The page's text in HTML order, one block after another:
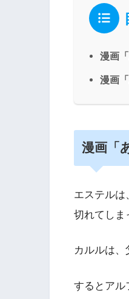
漫画
漫画
漫画「
エステルは
切れてしま
カルルは、
するとアル